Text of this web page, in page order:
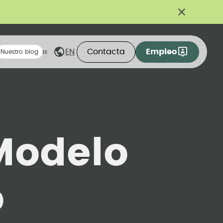
compartidas
Nuestro blog EN Contacta Empleo